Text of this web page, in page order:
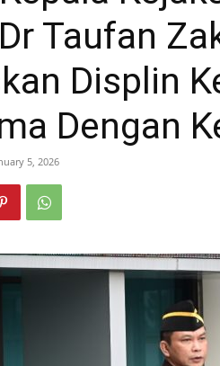
Taufan
Displin
Dengan
5, 2026